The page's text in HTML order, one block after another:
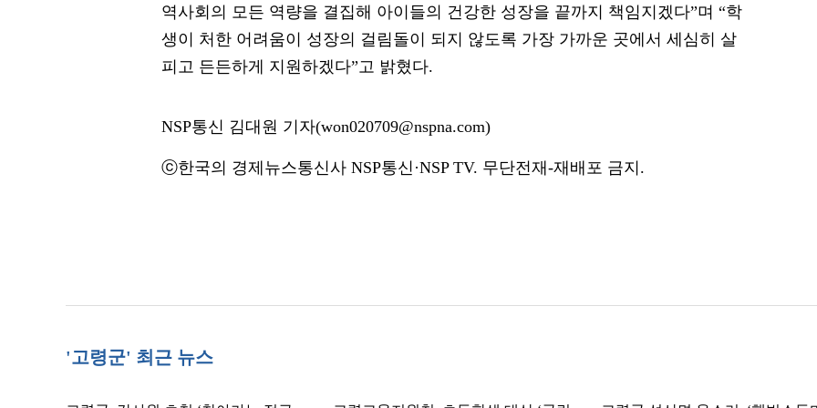
역사회의 모든 역량을 결집해 아이들의 건강한 성장을 끝까지 책임지겠다”며 “학
생이 처한 어려움이 성장의 걸림돌이 되지 않도록 가장 가까운 곳에서 세심히 살
피고 든든하게 지원하겠다”고 밝혔다.
NSP통신 김대원 기자(won020709@nspna.com)
ⓒ한국의 경제뉴스통신사 NSP통신·NSP TV. 무단전재-재배포 금지.
'고령군' 최근 뉴스